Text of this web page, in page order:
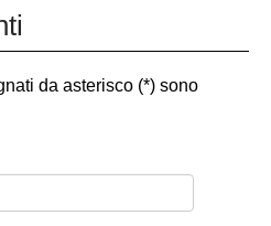
da asterisco (*) sono